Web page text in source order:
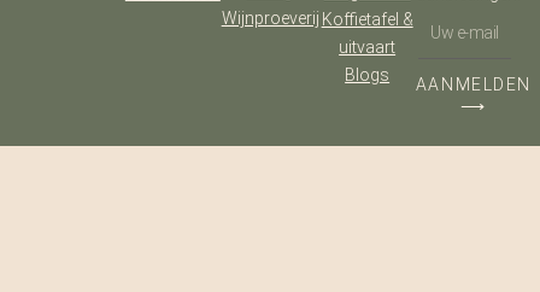
Wijnproeverij Koffietafel &
uitvaart
Blogs
AANMELDEN
⟶